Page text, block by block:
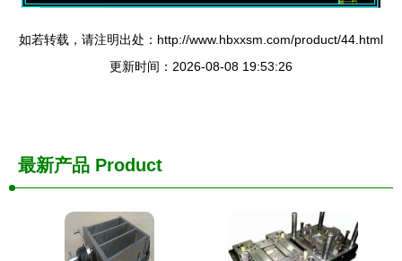
如若转载，请注明出处：http://www.hbxxsm.com/product/44.html
更新时间：2026-08-08 19:53:26
最新产品 Product